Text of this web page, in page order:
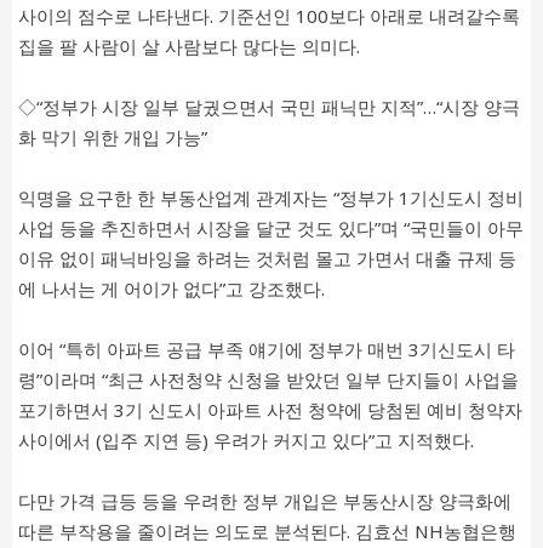
사이의 점수로 나타낸다. 기준선인 100보다 아래로 내려갈수록
집을 팔 사람이 살 사람보다 많다는 의미다.
◇“정부가 시장 일부 달궜으면서 국민 패닉만 지적”…“시장 양극
화 막기 위한 개입 가능”
익명을 요구한 한 부동산업계 관계자는 “정부가 1기신도시 정비
사업 등을 추진하면서 시장을 달군 것도 있다”며 “국민들이 아무
이유 없이 패닉바잉을 하려는 것처럼 몰고 가면서 대출 규제 등
에 나서는 게 어이가 없다”고 강조했다.
이어 “특히 아파트 공급 부족 얘기에 정부가 매번 3기신도시 타
령”이라며 “최근 사전청약 신청을 받았던 일부 단지들이 사업을
포기하면서 3기 신도시 아파트 사전 청약에 당첨된 예비 청약자
사이에서 (입주 지연 등) 우려가 커지고 있다”고 지적했다.
다만 가격 급등 등을 우려한 정부 개입은 부동산시장 양극화에
따른 부작용을 줄이려는 의도로 분석된다. 김효선 NH농협은행